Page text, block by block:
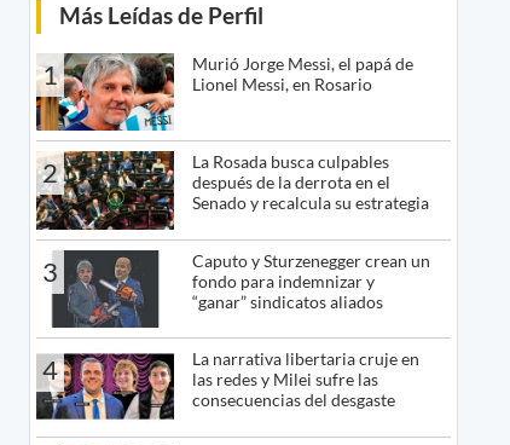
Más Leídas de Perfil
1
Murió Jorge Messi, el papá de
Lionel Messi, en Rosario
2
La Rosada busca culpables
después de la derrota en el
Senado y recalcula su estrategia
3
Caputo y Sturzenegger crean un
fondo para indemnizar y
“ganar” sindicatos aliados
4
La narrativa libertaria cruje en
las redes y Milei sufre las
consecuencias del desgaste